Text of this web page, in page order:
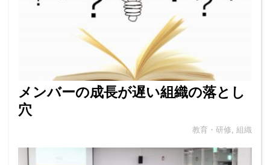
メンバーの成長が遅い組織の落とし
穴
教育・研修 組織